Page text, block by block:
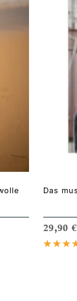
Das
29,90 €